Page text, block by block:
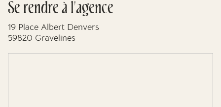
Se rendre à l'agence
19 Place Albert Denvers
59820 Gravelines